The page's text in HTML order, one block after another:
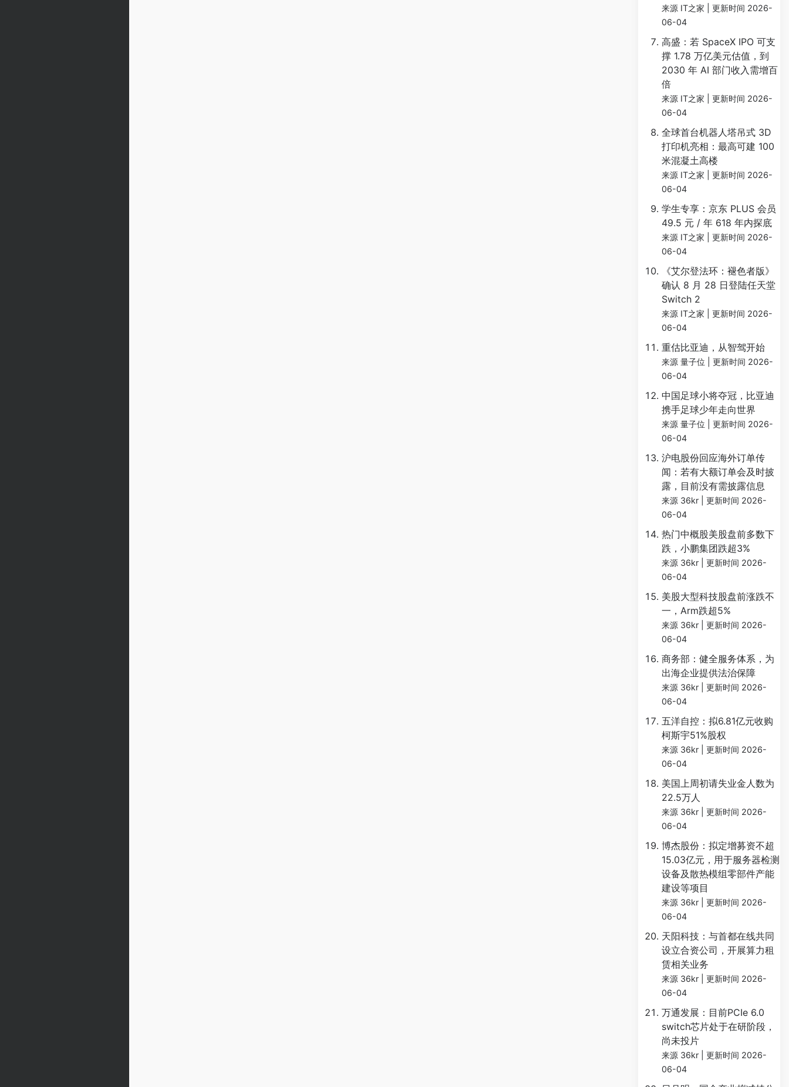
来源 IT之家
更新时间 2026-
06-04
高盛：若 SpaceX IPO 可支
撑 1.78 万亿美元估值，到
2030 年 AI 部门收入需增百
倍
来源 IT之家
更新时间 2026-
06-04
全球首台机器人塔吊式 3D
打印机亮相：最高可建 100
米混凝土高楼
来源 IT之家
更新时间 2026-
06-04
学生专享：京东 PLUS 会员
49.5 元 / 年 618 年内探底
来源 IT之家
更新时间 2026-
06-04
《艾尔登法环：褪色者版》
确认 8 月 28 日登陆任天堂
Switch 2
来源 IT之家
更新时间 2026-
06-04
重估比亚迪，从智驾开始
来源 量子位
更新时间 2026-
06-04
中国足球小将夺冠，比亚迪
携手足球少年走向世界
来源 量子位
更新时间 2026-
06-04
沪电股份回应海外订单传
闻：若有大额订单会及时披
露，目前没有需披露信息
来源 36kr
更新时间 2026-
06-04
热门中概股美股盘前多数下
跌，小鹏集团跌超3%
来源 36kr
更新时间 2026-
06-04
美股大型科技股盘前涨跌不
一，Arm跌超5%
来源 36kr
更新时间 2026-
06-04
商务部：健全服务体系，为
出海企业提供法治保障
来源 36kr
更新时间 2026-
06-04
五洋自控：拟6.81亿元收购
柯斯宇51%股权
来源 36kr
更新时间 2026-
06-04
美国上周初请失业金人数为
22.5万人
来源 36kr
更新时间 2026-
06-04
博杰股份：拟定增募资不超
15.03亿元，用于服务器检测
设备及散热模组零部件产能
建设等项目
来源 36kr
更新时间 2026-
06-04
天阳科技：与首都在线共同
设立合资公司，开展算力租
赁相关业务
来源 36kr
更新时间 2026-
06-04
万通发展：目前PCIe 6.0
switch芯片处于在研阶段，
尚未投片
来源 36kr
更新时间 2026-
06-04